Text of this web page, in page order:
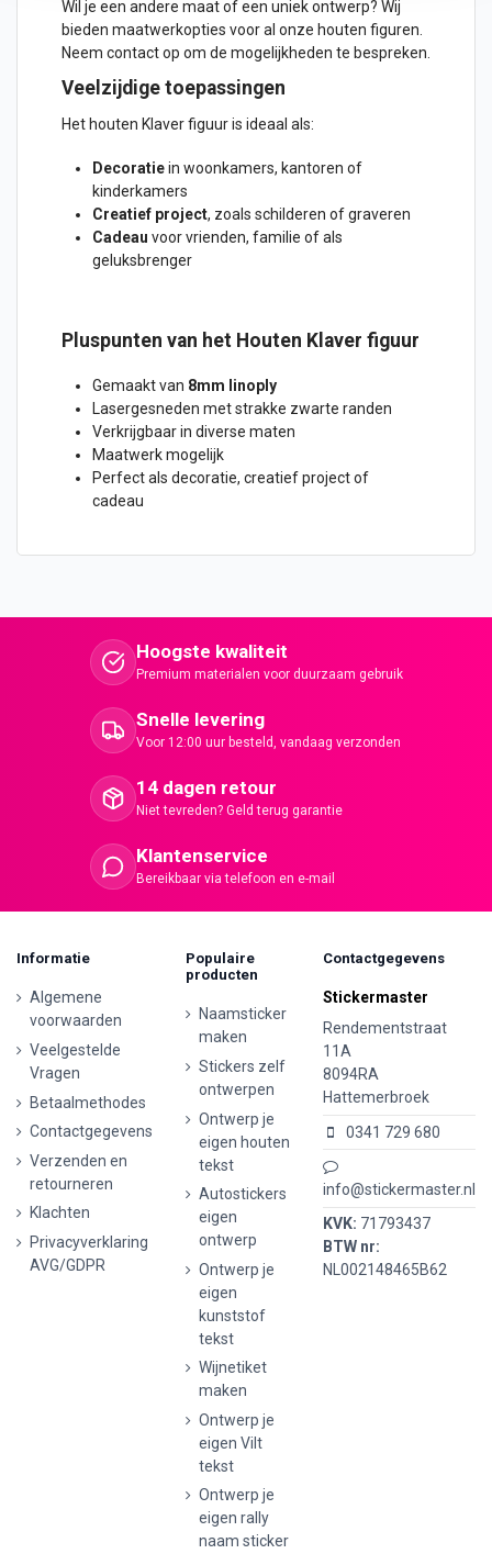
Wil je een andere maat of een uniek ontwerp? Wij
bieden maatwerkopties voor al onze houten figuren.
Neem contact op om de mogelijkheden te bespreken.
Veelzijdige toepassingen
Het houten Klaver figuur is ideaal als:
Decoratiein woonkamers, kantoren of
kinderkamers
Creatief project, zoals schilderen of graveren
Cadeau voor vrienden, familie of als
geluksbrenger
Pluspunten van het Houten Klaver figuur
Gemaakt van 8mm linoply
Lasergesneden met strakke zwarte randen
Verkrijgbaar in diverse maten
Maatwerk mogelijk
Perfect als decoratie, creatief project of
cadeau
Hoogste kwaliteit
Premium materialen voor duurzaam gebruik
Snelle levering
Voor 12:00 uur besteld, vandaag verzonden
14 dagen retour
Niet tevreden? Geld terug garantie
Klantenservice
Bereikbaar via telefoon en e-mail
Informatie
Algemene
voorwaarden
Veelgestelde
Vragen
Betaalmethodes
Contactgegevens
Verzenden en
retourneren
Klachten
Privacyverklaring
AVG/GDPR
Populaire
producten
Naamsticker
maken
Stickers zelf
ontwerpen
Ontwerp je
eigen houten
tekst
Autostickers
eigen
ontwerp
Ontwerp je
eigen
kunststof
tekst
Wijnetiket
maken
Ontwerp je
eigen Vilt
tekst
Ontwerp je
eigen rally
naam sticker
Contactgegevens
Stickermaster
Rendementstraat
11A
8094RA
Hattemerbroek
0341 729 680
info@stickermaster.nl
KVK: 71793437
BTW nr:
NL002148465B62